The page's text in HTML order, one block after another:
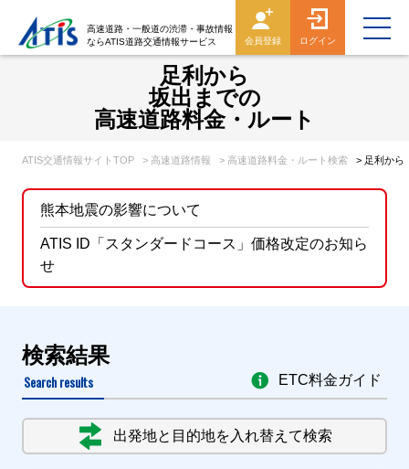
高速道路・一般道の渋滞・事故情報
ならATIS道路交通情報サービス
会員登録 ログイン
足利から
坂出までの
高速道路料金・ルート
ATIS交通情報サイトTOP > 高速道路情報 > 高速道路料金・ルート検索 > 足利から
熊本地震の影響について
ATIS ID「スタンダードコース」価格改定のお知ら
せ
検索結果
Search results
出発地と目的地を入れ替えて検索
ETC料金ガイド